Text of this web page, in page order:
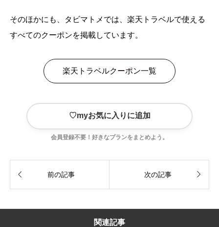
そのほかにも、タビマトメでは、楽天トラベルで使える
すべてのクーポンを掲載しています。
楽天トラベルクーポン一覧
♡myお気に入りに追加
会員登録不要！好きなプランをまとめよう。
 前の記事 次の記事 
関連記事